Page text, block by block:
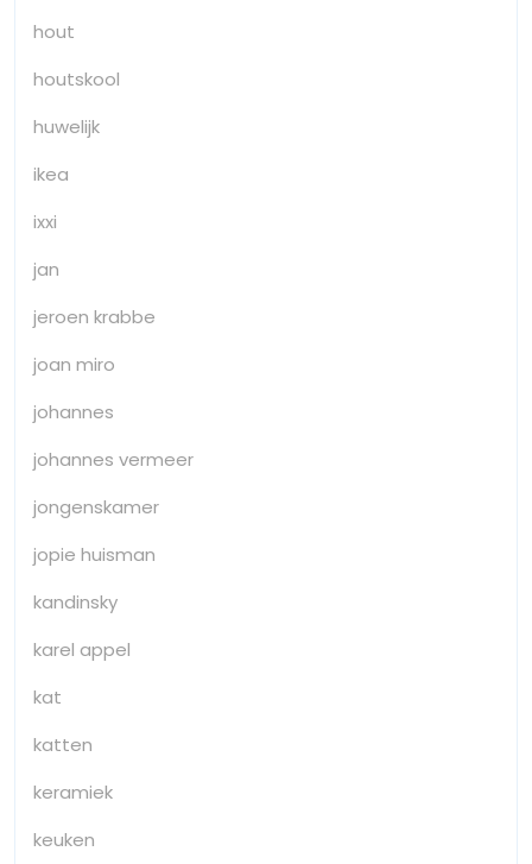
hout
houtskool
huwelijk
ikea
ixxi
jan
jeroen krabbe
joan miro
johannes
johannes vermeer
jongenskamer
jopie huisman
kandinsky
karel appel
kat
katten
keramiek
keuken